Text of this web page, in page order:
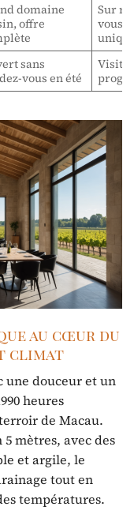
domaine
offre
Sur
vous
sans
vous en été
au cœur du
climat
une douceur et un
heures
de Macau.
mètres, avec des
et argile, le
tout en
températures.